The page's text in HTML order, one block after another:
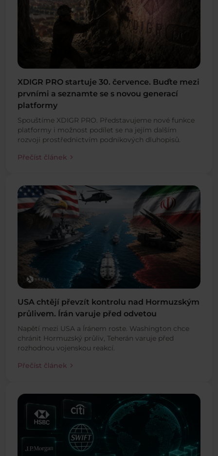
XDIGR PRO startuje 30. července. Buďte mezi
prvními a seznamte se s novou generací
platformy
Spouštíme XDIGR PRO. Představujeme nové funkce
platformy i možnost podílet se na jejím dalším
rozvoji prostřednictvím podnikových dluhopisů.
Přečíst článek chevron_right
USA chtějí převzít kontrolu nad Hormuzským
průlivem. Írán varuje před odvetou
Napětí mezi USA a Íránem roste. Washington chce
chránit Hormuzský průliv, Teherán varuje před
rozhodnou vojenskou reakcí.
Přečíst článek chevron_right